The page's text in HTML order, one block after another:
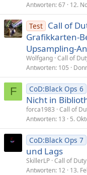
Antworten 67 12.
Test Call of
Grafikkarten-
Upsampling-
Wolfgang Call of
Antworten 105
F CoD:Black Ops 6
Nicht in
forca1983 Call of
Antworten 13 5.
CoD:Black Ops 7
und Lags
SkillerLP Call of Duty
Antworten 12 13.